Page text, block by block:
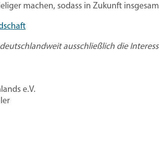
machen, sodass in Zukunft
ausschließlich die
e.V.